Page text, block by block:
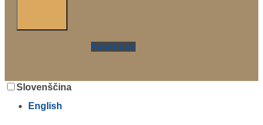
Facebook
Slovenščina
English